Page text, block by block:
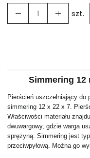
szt.
Simmering 12
Pierścień uszczelniający do
simmering 12 x 22 x 7.
Właściwości materiału
dwuwargowy, gdzie warga
sprężyną. Simmering jest
przeciwpyłową. Można go